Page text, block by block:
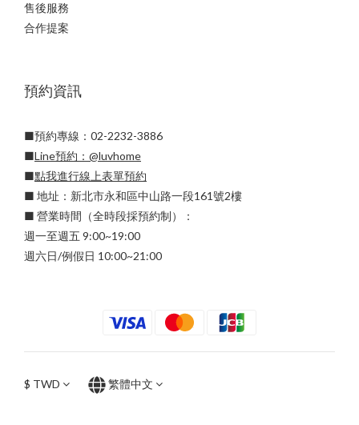
售後服務
合作提案
預約資訊
■預約專線：02-2232-3886
■Line預約： @luvhome
■點我進行線上表單預約
■ 地址：新北市永和區中山路一段161號2樓
■ 營業時間（全時段採預約制）：
週一至週五 9:00~19:00
週六日/例假日 10:00~21:00
$ TWD 繁體中文